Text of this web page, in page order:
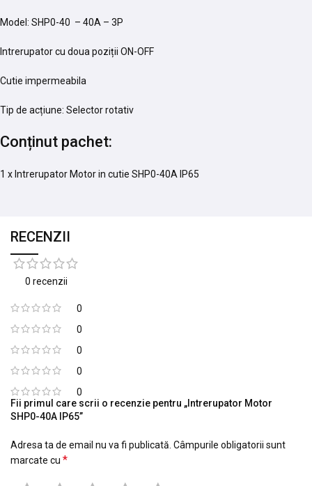
Model: SHP0-40 – 40A – 3P
Intrerupator cu doua poziții ON-OFF
Cutie impermeabila
Tip de acțiune: Selector rotativ
Conținut pachet:
1 x Intrerupator Motor in cutie SHP0-40A IP65
RECENZII
0 recenzii
0
0
0
0
0
Fii primul care scrii o recenzie pentru „Intrerupator Motor
SHP0-40A IP65”
Adresa ta de email nu va fi publicată. Câmpurile obligatorii sunt
marcate cu *